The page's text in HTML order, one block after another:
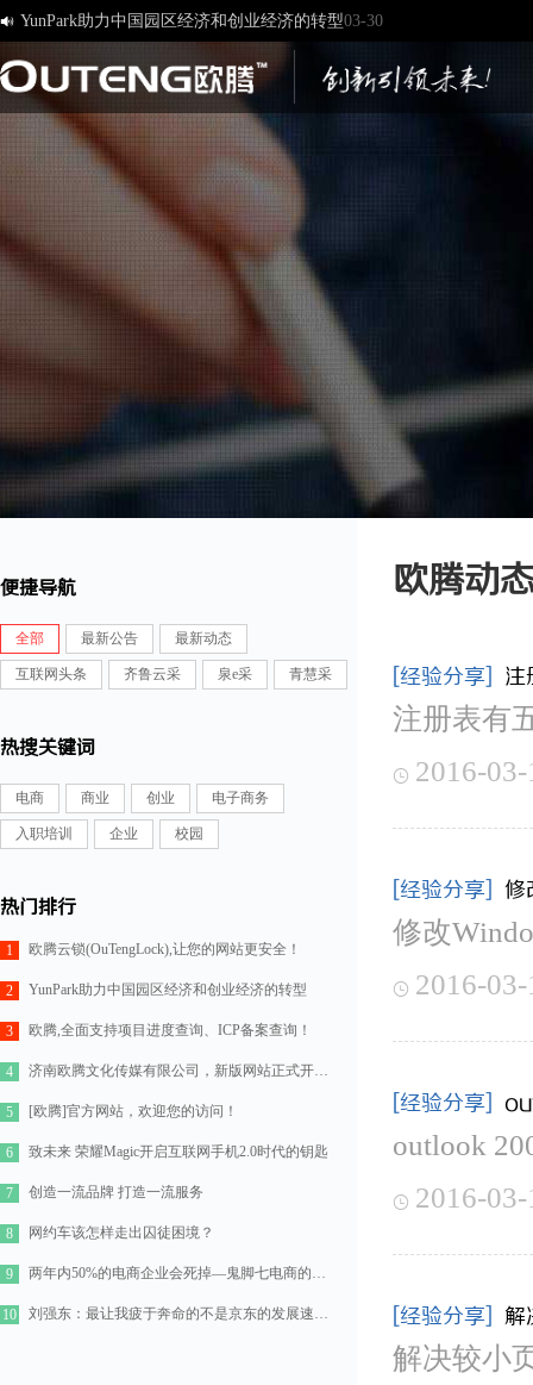
 YunPark助力中国园区经济和创业经济的转型03-30
[欧腾]官方网站，欢迎您的访问！03-17
创造一流品牌 打造一流服务
便捷导航
全部 最新公告 最新动态
互联网头条 齐鲁云采 泉e采 青慧采
热搜关键词
电商 商业 创业 电子商务
入职培训 企业 校园
热门排行
1 欧腾云锁(OuTengLock),让您的网站更安全！
2 YunPark助力中国园区经济和创业经济的转型
3 欧腾,全面支持项目进度查询、ICP备案查询！
4 济南欧腾文化传媒有限公司，新版网站正式开通！
5 [欧腾]官方网站，欢迎您的访问！
6 致未来 荣耀Magic开启互联网手机2.0时代的钥匙
7 创造一流品牌 打造一流服务
8 网约车该怎样走出囚徒困境？
9 两年内50%的电商企业会死掉—鬼脚七电商的七点思考
10 刘强东：最让我疲于奔命的不是京东的发展速度，而是如何管理好11万人的队伍
欧腾动
[经验分享] 注
注册表有
 2016-
[经验分享] 修
修改
 2016-
[经验分享]
outlook
 2016-
[经验分享] 解
解决较小